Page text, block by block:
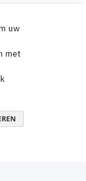
uw
met